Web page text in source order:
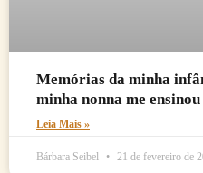
Memórias da minha
minha nonna me
Leia Mais »
Bárbara Seibel 21 de fevereiro de